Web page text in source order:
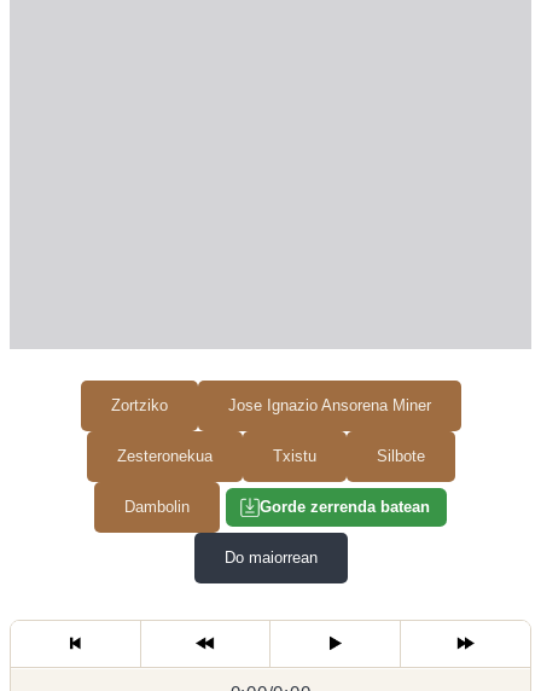
Zortziko Jose Ignazio Ansorena Miner
Zesteronekua Txistu Silbote
Dambolin Gorde zerrenda batean
Do maiorrean